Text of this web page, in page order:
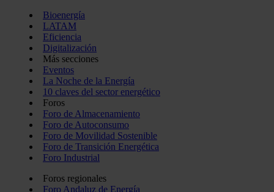
Bioenergía
LATAM
Eficiencia
Digitalización
Más secciones
Eventos
La Noche de la Energía
10 claves del sector energético
Foros
Foro de Almacenamiento
Foro de Autoconsumo
Foro de Movilidad Sostenible
Foro de Transición Energética
Foro Industrial
Foros regionales
Foro Andaluz de Energía